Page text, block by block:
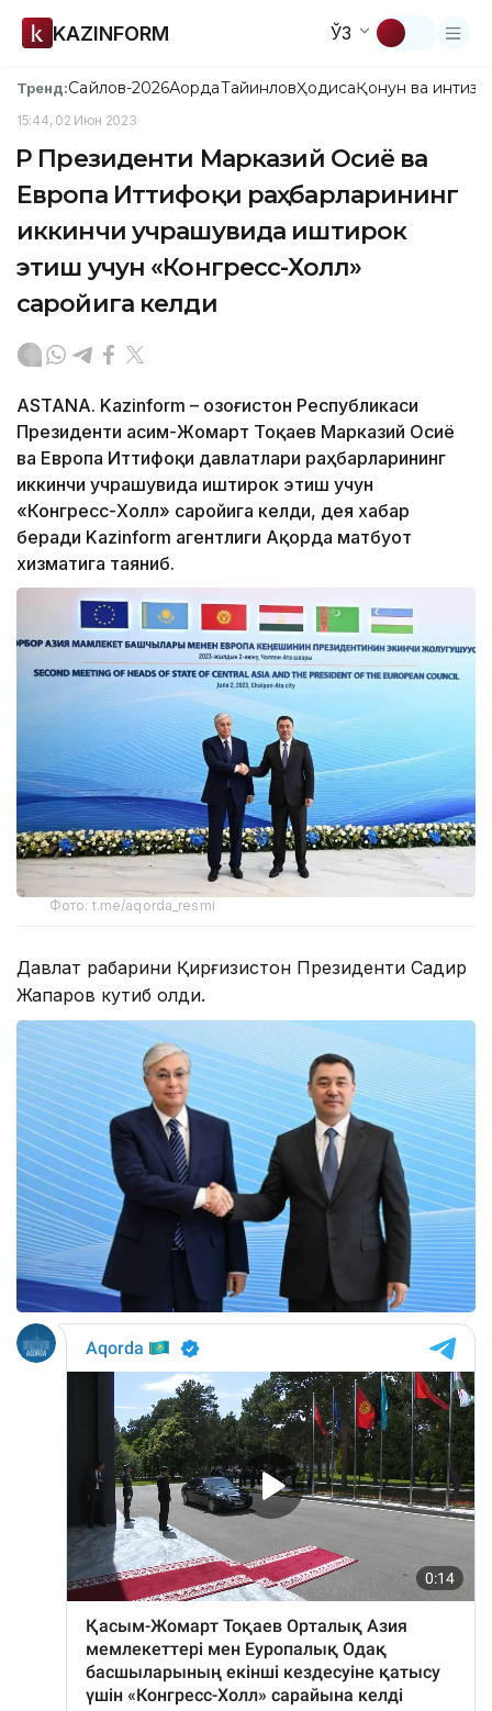
KAZINFORM ЎЗ
Тренд:Сайлов-2026АқордаТайинловҲодисаҚонун ва
15:44, 02 Июн 2023
ҚР Президенти Марказий Осиё ва
Европа Иттифоқи раҳбарларининг
иккинчи учрашувида иштирок
этиш учун «Конгресс-Холл»
саройига келди
ASTANA. Kazinform – Қозоғистон Республикаси
Президенти Қасим-Жомарт Тоқаев Марказий Осиё
ва Европа Иттифоқи давлатлари раҳбарларининг
иккинчи учрашувида иштирок этиш учун
«Конгресс-Холл» саройига келди, дея хабар
беради Kazinform агентлиги Ақорда матбуот
хизматига таяниб.
Фото: t.me/aqorda_resmi
Давлат раҳбарини Қирғизистон Президенти Садир
Жапаров кутиб олди.